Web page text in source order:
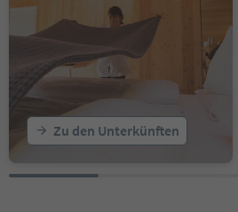
Zu den Unterkünften